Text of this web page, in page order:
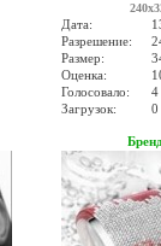
Дата:
Разрешение:
Размер:
Оценка:
Голосовало:
4
Загрузок:
0